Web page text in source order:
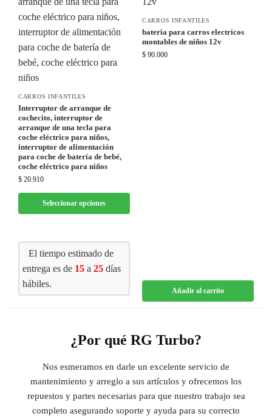
CARROS INFANTILES
Interruptor de arranque de
cochecito, interruptor de
arranque de una tecla para
coche eléctrico para niños,
interruptor de alimentación
para coche de batería de bebé,
coche eléctrico para niños
$ 20.910
Seleccionar opciones
El tiempo estimado de
entrega es de 15 a 25 días
hábiles.
CARROS INFANTILES
bateria para carros electricos
montables de niños 12v
$ 90.000
Añadir al carrito
¿Por qué RG Turbo?
Nos esmeramos en darle un excelente servicio de
mantenimiento y arreglo a sus artículos y ofrecemos los
repuestos y partes necesarias para que nuestro trabajo sea
completo asegurando soporte y ayuda para su correcto